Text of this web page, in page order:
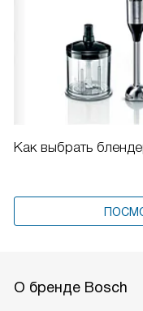
Как выбрать
О бренде Bosch